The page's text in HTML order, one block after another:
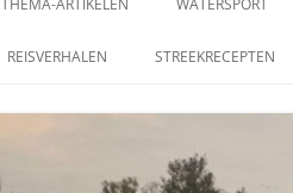
THEMA-ARTIKELEN WATERSPORT
REISVERHALEN STREEKRECEPTEN